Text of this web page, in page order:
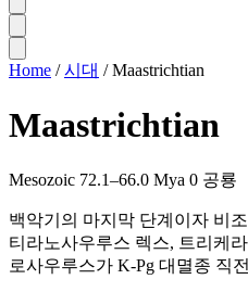
Home / 시대 / Maastrichtian
Maastrichtian
Mesozoic 72.1–66.0 Mya 0 공룡
백악기의 마지막 단계이자 비
티라노사우루스 렉스, 트리케
로사우루스가 K-Pg 대멸종 직